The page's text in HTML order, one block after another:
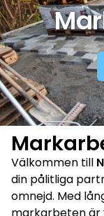
Välkommen till
din pålitliga
omnejd. Med